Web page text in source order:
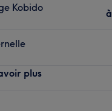
Kobido
plus